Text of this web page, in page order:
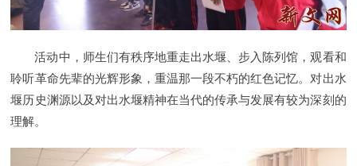
活动中，师生们有秩序地重走出水堰、步入陈列馆，观看和
聆听革命先辈的光辉形象，重温那一段不朽的红色记忆。对出水
堰历史渊源以及对出水堰精神在当代的传承与发展有较为深刻的
理解。